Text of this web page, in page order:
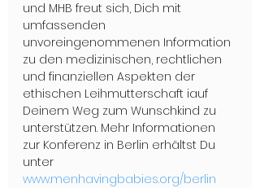
und MHB freut sich, Dich mit
umfassenden
unvoreingenommenen Information
zu den medizinischen, rechtlichen
und finanziellen Aspekten der
ethischen Leihmutterschaft iauf
Deinem Weg zum Wunschkind zu
unterstützen. Mehr Informationen
zur Konferenz in Berlin erhältst Du
unter
www.menhavingbabies.org/berlin